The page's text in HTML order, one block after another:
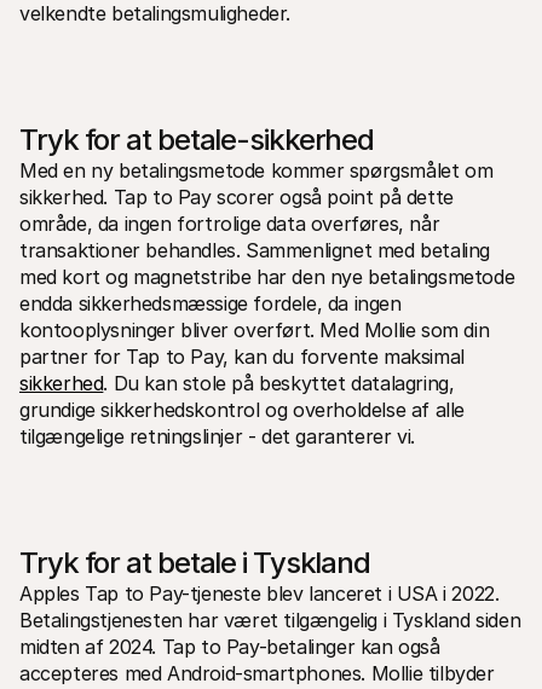
velkendte betalingsmuligheder.
Tryk for at betale-sikkerhed
Med en ny betalingsmetode kommer spørgsmålet om
sikkerhed. Tap to Pay scorer også point på dette
område, da ingen fortrolige data overføres, når
transaktioner behandles. Sammenlignet med betaling
med kort og magnetstribe har den nye betalingsmetode
endda sikkerhedsmæssige fordele, da ingen
kontooplysninger bliver overført. Med Mollie som din
partner for Tap to Pay, kan du forvente maksimal
sikkerhed. Du kan stole på beskyttet datalagring,
grundige sikkerhedskontrol og overholdelse af alle
tilgængelige retningslinjer - det garanterer vi.
Tryk for at betale i Tyskland
Apples Tap to Pay-tjeneste blev lanceret i USA i 2022.
Betalingstjenesten har været tilgængelig i Tyskland siden
midten af 2024. Tap to Pay-betalinger kan også
accepteres med Android-smartphones. Mollie tilbyder